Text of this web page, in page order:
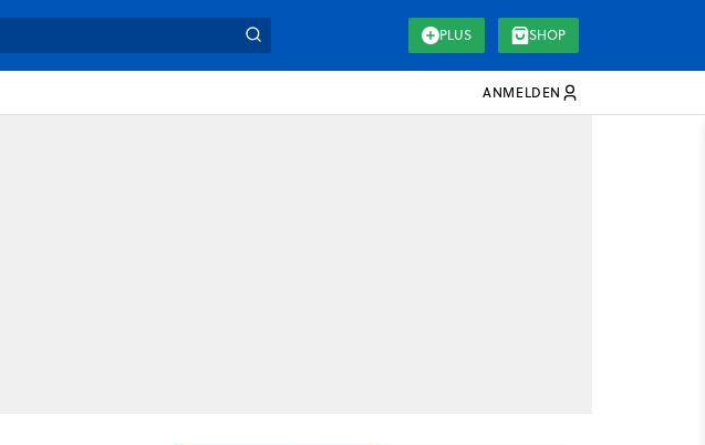
PLUS SHOP
ANMELDEN